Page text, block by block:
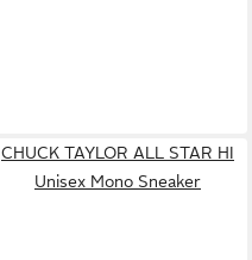
CHUCK TAYLOR ALL STAR HI
Unisex Mono Sneaker